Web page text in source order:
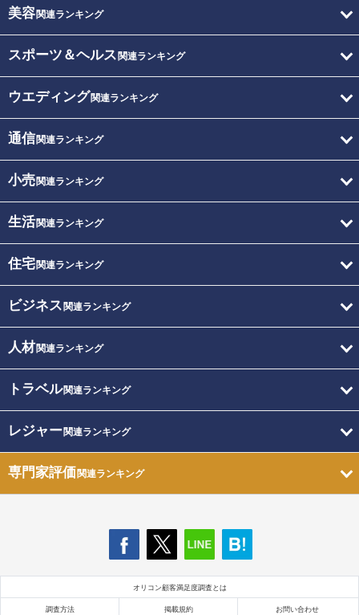
美容関連ランキング
スポーツ＆ヘルス 関連ランキング
ウエディング関連ランキング
通信関連ランキング
小売関連ランキング
生活関連ランキング
住宅関連ランキング
ビジネス 関連ランキング
人材関連ランキング
トラベル関連ランキング
レジャー関連ランキング
専門家評価関連ランキング
オリコン顧客満足度調査とは
調査方法 掲載規約 お問い合わせ